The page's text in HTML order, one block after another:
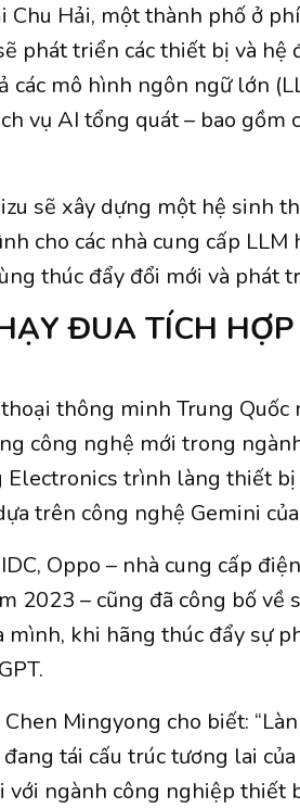
Chu Hải, một thành phố ở
phát triển các thiết bị và hệ
các mô hình ngôn ngữ lớn
vụ AI tổng quát – bao gồm
sẽ xây dựng một hệ sinh
cho các nhà cung cấp LLM
thúc đẩy đổi mới và phát
ĐUA TÍCH
thông minh Trung Quốc
công nghệ mới trong
Electronics trình làng thiết bị
trên công nghệ Gemini
Oppo – nhà cung cấp
2023 – cũng đã công bố về
mình, khi hãng thúc đẩy sự
Mingyong cho biết:
tái cấu trúc tương lai
với ngành công nghiệp thiết